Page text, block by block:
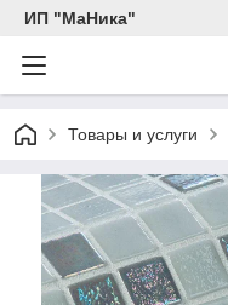
ИП "МаНика"
Товары и услуги